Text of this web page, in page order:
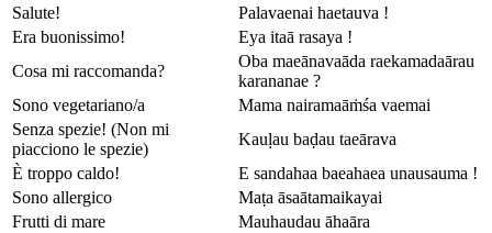
Salute!
Palavaenai haetauva !
Era buonissimo!
Eya itaā rasaya !
Cosa mi raccomanda?
Oba maeānavaāda raekamadaārau
karananae ?
Sono vegetariano/a
Mama nairamaāṁśa vaemai
Senza spezie! (Non mi
piacciono le spezie)
Kauḷau baḍau taeārava
È troppo caldo!
E sandahaa baeahaea unausauma !
Sono allergico
Maṭa āsaātamaikayai
Frutti di mare
Mauhaudau āhaāra